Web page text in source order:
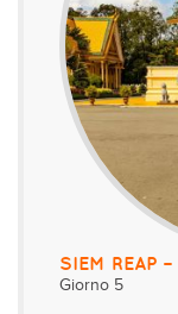
SIEM REAP
Giorno 5